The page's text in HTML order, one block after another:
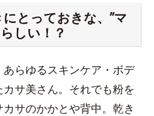
にとっておきな、”マ
しい！？
らゆるスキンケア・ボデ
サ美さん。それでも粉を
サのかかとや背中。乾き